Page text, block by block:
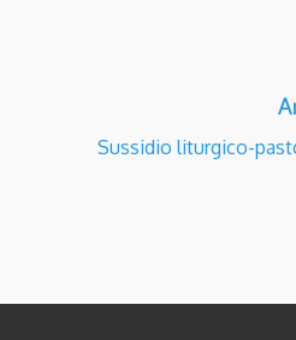
Sussidio liturgico-